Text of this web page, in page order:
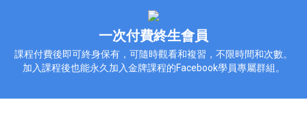
一次付費終生會員
課程付費後即可終身保有，可隨時觀看和複習，不限時間和次數。
加入課程後也能永久加入金牌課程的Facebook學員專屬群組。